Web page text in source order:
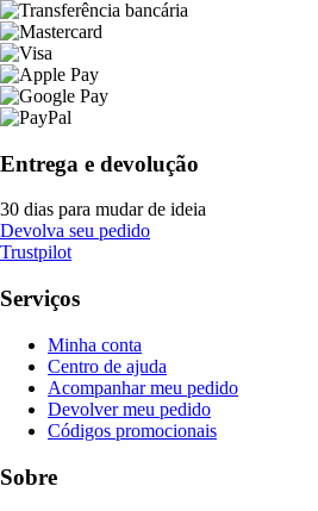
Entrega e devolução
30 dias para mudar de ideia
Devolva seu pedido
Trustpilot
Serviços
Minha conta
Centro de ajuda
Acompanhar meu pedido
Devolver meu pedido
Códigos promocionais
Sobre